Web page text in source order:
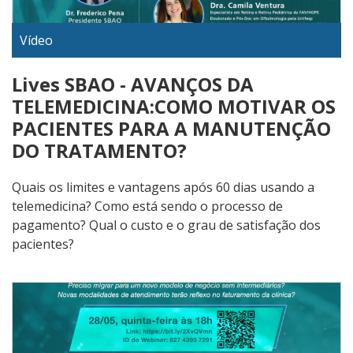
Vídeo
Lives SBAO - AVANÇOS DA
TELEMEDICINA:COMO MOTIVAR OS
PACIENTES PARA A MANUTENÇÃO
DO TRATAMENTO?
Quais os limites e vantagens após 60 dias usando a
telemedicina? Como está sendo o processo de
pagamento? Qual o custo e o grau de satisfação dos
pacientes?